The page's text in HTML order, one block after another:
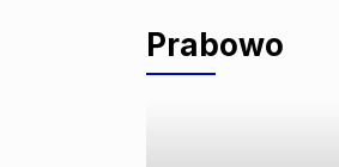
Prabowo